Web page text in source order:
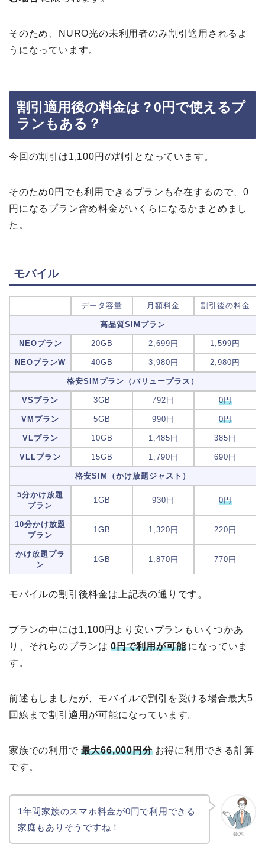
そのため、NURO光の未利用者のみ割引適用されるよ
うになっています。
割引適用後の料金は？0円で使えるプ
ランもある？
今回の割引は1,100円の割引となっています。
そのため0円でも利用できるプランも存在するので、0
円になるプラン含め料金がいくらになるかまとめまし
た。
モバイル
データ容量 月額料金 割引後の料金
高品質SIMプラン
NEOプラン 20GB 2,699円 1,599円
NEOプランW 40GB 3,980円 2,980円
格安SIMプラン（バリュープラス）
VSプラン 3GB 792円 0円
VMプラン 5GB 990円 0円
VLプラン 10GB 1,485円 385円
VLLプラン 15GB 1,790円 690円
格安SIM（かけ放題ジャスト）
5分かけ放題
プラン
1GB 930円 0円
10分かけ放題
プラン
1GB 1,320円 220円
かけ放題プラ
ン
1GB 1,870円 770円
モバイルの割引後料金は上記表の通りです。
プランの中には1,100円より安いプランもいくつかあ
り、それらのプランは 0円で利用が可能 になっていま
す。
前述もしましたが、モバイルで割引を受ける場合最大5
回線まで割引適用が可能になっています。
家族での利用で 最大66,000円分 お得に利用できる計算
です。
鈴木
1年間家族のスマホ料金が0円で利用できる
家庭もありそうですね！